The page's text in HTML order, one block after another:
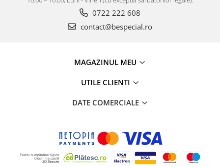
0722 222 608
contact@bespecial.ro
MAGAZINUL MEU
UTILE CLIENTI
DATE COMERCIALE